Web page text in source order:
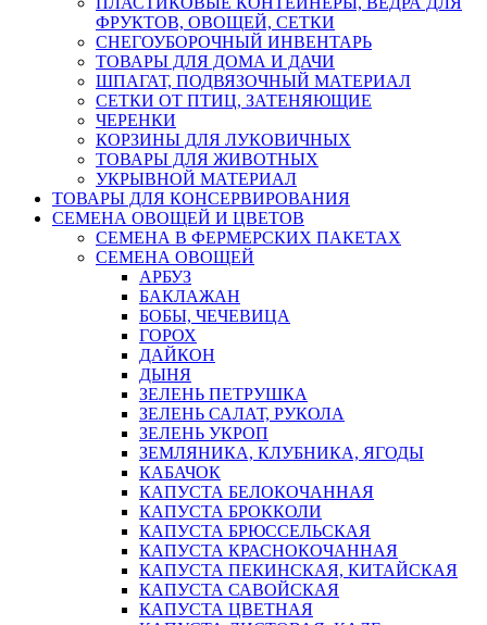
ФРУКТОВ, ОВОЩЕЙ, СЕТКИ
СНЕГОУБОРОЧНЫЙ ИНВЕНТАРЬ
ТОВАРЫ ДЛЯ ДОМА И ДАЧИ
ШПАГАТ, ПОДВЯЗОЧНЫЙ МАТЕРИАЛ
СЕТКИ ОТ ПТИЦ, ЗАТЕНЯЮЩИЕ
ЧЕРЕНКИ
КОРЗИНЫ ДЛЯ ЛУКОВИЧНЫХ
ТОВАРЫ ДЛЯ ЖИВОТНЫХ
УКРЫВНОЙ МАТЕРИАЛ
ТОВАРЫ ДЛЯ КОНСЕРВИРОВАНИЯ
СЕМЕНА ОВОЩЕЙ И ЦВЕТОВ
СЕМЕНА В ФЕРМЕРСКИХ ПАКЕТАХ
СЕМЕНА ОВОЩЕЙ
АРБУЗ
БАКЛАЖАН
БОБЫ, ЧЕЧЕВИЦА
ГОРОХ
ДАЙКОН
ДЫНЯ
ЗЕЛЕНЬ ПЕТРУШКА
ЗЕЛЕНЬ САЛАТ, РУКОЛА
ЗЕЛЕНЬ УКРОП
ЗЕМЛЯНИКА, КЛУБНИКА, ЯГОДЫ
КАБАЧОК
КАПУСТА БЕЛОКОЧАННАЯ
КАПУСТА БРОККОЛИ
КАПУСТА БРЮССЕЛЬСКАЯ
КАПУСТА КРАСНОКОЧАННАЯ
КАПУСТА ПЕКИНСКАЯ, КИТАЙСКАЯ
КАПУСТА САВОЙСКАЯ
КАПУСТА ЦВЕТНАЯ